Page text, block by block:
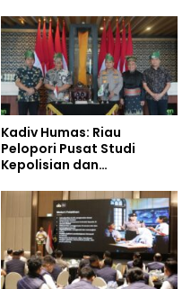
Era Digital
Kadiv Humas: Riau
Pelopori Pusat Studi
Kepolisian dan
Policing Masuki Babak